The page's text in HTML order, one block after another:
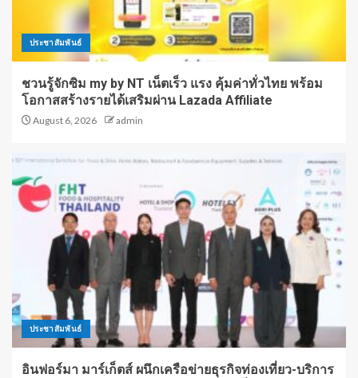
ประชาสัมพันธ์
ชวนรู้จักซิม my by NT เน็ตเร็ว แรง คุ้มค่าทั่วไทย พร้อม
โอกาสสร้างรายได้เสริมผ่าน Lazada Affiliate
August 6, 2026 admin
ประชาสัมพันธ์
อินฟอร์มา มาร์เก็ตส์ ผนึกเครือข่ายธุรกิจท่องเที่ยว-บริการ